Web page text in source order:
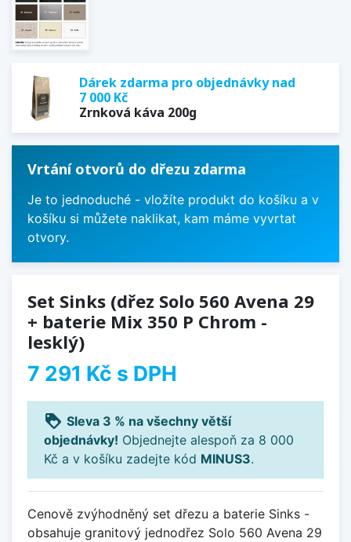
Dárek zdarma pro objednávky nad
7 000 Kč
Zrnková káva 200g
Vrtání otvorů do dřezu zdarma
Je to jednoduché - vložíte produkt do košíku a v
košíku si můžete naklikat, kam máme vyvrtat
otvory.
Set Sinks (dřez Solo 560 Avena 29
+ baterie Mix 350 P Chrom -
lesklý)
7 291 Kč s DPH
loyalty Sleva 3 % na všechny větší
objednávky! Objednejte alespoň za 8 000
Kč a v košíku zadejte kód MINUS3.
Cenově zvýhodněný set dřezu a baterie Sinks -
obsahuje granitový jednodřez Solo 560 Avena 29